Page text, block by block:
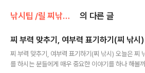
낚시팁 /릴 찌낚시 기초 의 다른 글
찌 부력 맞추기, 여부력 표기하기(찌 낚시)
찌 부력 맞추기, 여부력 표기하기(찌 낚시) 오늘은 찌
를 하시는 분들에게 매우 중요한 이야기를 하나 해볼